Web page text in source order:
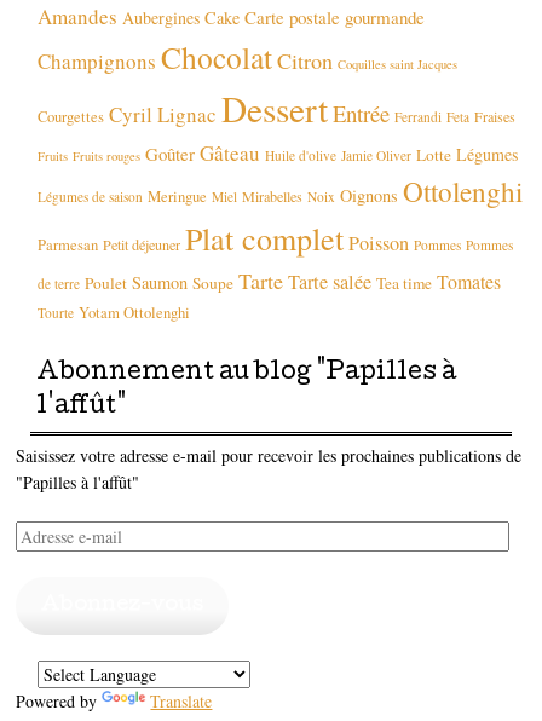
Amandes Aubergines Cake Carte postale gourmande
Champignons ChocolatCitron Coquilles saint Jacques
Courgettes Cyril Lignac DessertEntrée Ferrandi Feta Fraises
Fruits Fruits rouges Goûter Gâteau Huile d'olive Jamie Oliver Lotte Légumes
Légumes de saison Meringue Miel Mirabelles Noix Oignons Ottolenghi
Parmesan Petit déjeuner Plat completPoisson Pommes Pommes
de terre Poulet Saumon Soupe TarteTarte salée Tea time Tomates
Tourte Yotam Ottolenghi
Abonnement au blog "Papilles à
l'affût"
Saisissez votre adresse e-mail pour recevoir les prochaines publications de
"Papilles à l'affût"
Adresse
e-
Powered by Translate